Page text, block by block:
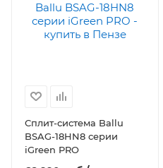
Сплит-система Ballu
BSAG-18HN8 серии
iGreen PRO